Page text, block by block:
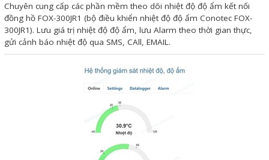
Chuyên cung cấp các phần mềm theo dõi nhiệt độ độ ẩm kết nối
đồng hồ FOX-300JR1 (bộ điều khiển nhiệt độ độ ẩm Conotec FOX-
300JR1). Lưu giá trị nhiệt độ độ ẩm, lưu Alarm theo thời gian thực,
gửi cảnh báo nhiệt độ qua SMS, CAll, EMAIL.
Sửa chữa biến tần
Sửa chữa PLC
Sửa chữa màn hình HMI
Sửa Bộ điều khiển Servo, Bộ
điều khiển motor bước
Sửa motor - Quấn motor